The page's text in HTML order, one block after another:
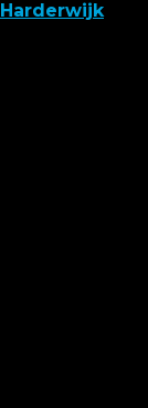
Harderwijk